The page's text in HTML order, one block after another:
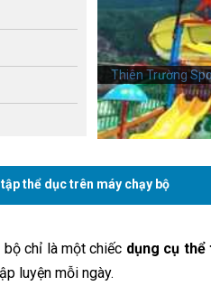
Thiên Trường
thể dục trên máy chạy bộ
bộ chỉ là một chiếc dụng cụ
luyện mỗi ngày.